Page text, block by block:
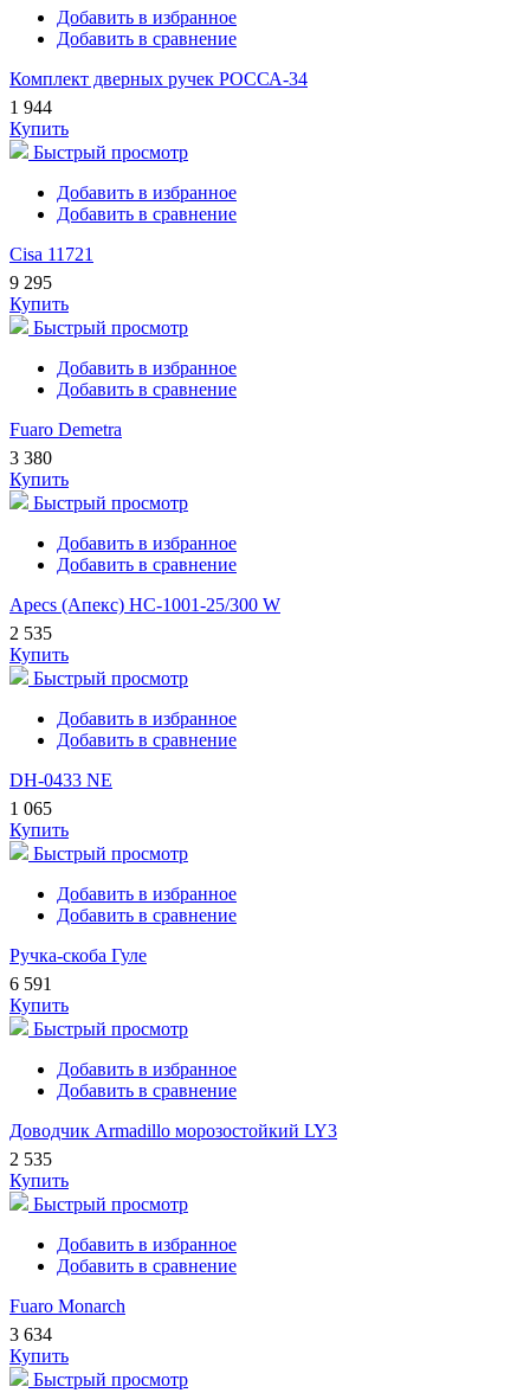
Добавить в избранное
Добавить в сравнение
Комплект дверных ручек РОССА-34
1 944
Купить
Быстрый просмотр
Добавить в избранное
Добавить в сравнение
Cisa 11721
9 295
Купить
Быстрый просмотр
Добавить в избранное
Добавить в сравнение
Fuaro Demetra
3 380
Купить
Быстрый просмотр
Добавить в избранное
Добавить в сравнение
Apecs (Апекс) HC-1001-25/300 W
2 535
Купить
Быстрый просмотр
Добавить в избранное
Добавить в сравнение
DH-0433 NE
1 065
Купить
Быстрый просмотр
Добавить в избранное
Добавить в сравнение
Ручка-скоба Гуле
6 591
Купить
Быстрый просмотр
Добавить в избранное
Добавить в сравнение
Доводчик Armadillo морозостойкий LY3
2 535
Купить
Быстрый просмотр
Добавить в избранное
Добавить в сравнение
Fuaro Monarch
3 634
Купить
Быстрый просмотр